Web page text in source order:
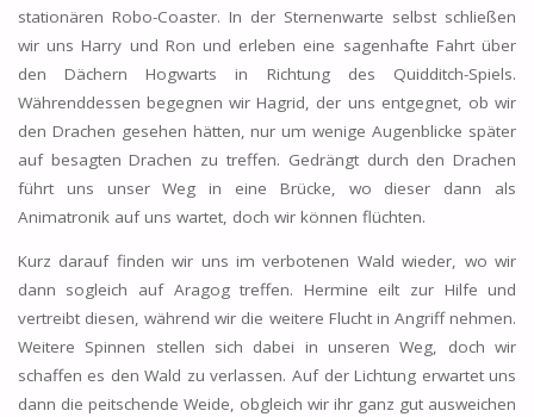
stationären Robo-Coaster. In der Sternenwarte selbst schließen
wir uns Harry und Ron und erleben eine sagenhafte Fahrt über
den Dächern Hogwarts in Richtung des Quidditch-Spiels.
Währenddessen begegnen wir Hagrid, der uns entgegnet, ob wir
den Drachen gesehen hätten, nur um wenige Augenblicke später
auf besagten Drachen zu treffen. Gedrängt durch den Drachen
führt uns unser Weg in eine Brücke, wo dieser dann als
Animatronik auf uns wartet, doch wir können flüchten.
Kurz darauf finden wir uns im verbotenen Wald wieder, wo wir
dann sogleich auf Aragog treffen. Hermine eilt zur Hilfe und
vertreibt diesen, während wir die weitere Flucht in Angriff nehmen.
Weitere Spinnen stellen sich dabei in unseren Weg, doch wir
schaffen es den Wald zu verlassen. Auf der Lichtung erwartet uns
dann die peitschende Weide, obgleich wir ihr ganz gut ausweichen